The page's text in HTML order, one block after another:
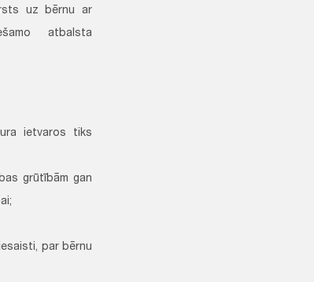
uz bērnu ar
atbalsta
ietvaros tiks
grūtībām gan
par bērnu